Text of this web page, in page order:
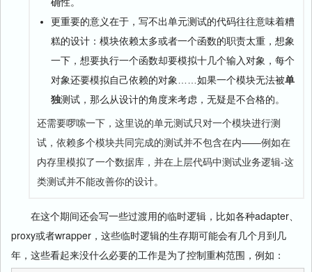
更重要的意义在于，写不出单元测试的代码往往意味着糟
糕的设计：模块依赖太多或者一个函数的职责太重，想象
一下，想要执行一个函数却要模拟十几个输入对象，每个
对象还要模拟自己依赖的对象……如果一个模块无法被单
独测试，那么从设计的角度来考虑，无疑是不合格的。
还需要啰嗦一下，这里说的单元测试只对一个模块进行测
试，依赖多个模块共同完成的测试并不包含在内——例如在
内存里模拟了一个数据库，并在上层代码中测试业务逻辑-这
类测试并不能改善你的设计。
在这个期间还会写一些过渡用的临时逻辑，比如各种adapter、
proxy或者wrapper，这些临时逻辑的生存期可能会有几个月到几
年，这些看起来没什么必要的工作是为了控制重构范围，例如：